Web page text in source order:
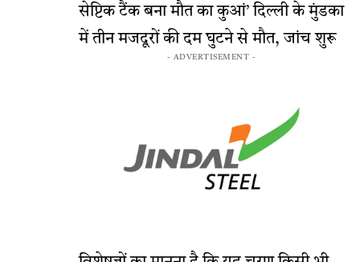
सेप्टिक टैंक बना मौत का कुआं’ दिल्ली के मुंडका
में तीन मजदूरों की दम घुटने से मौत, जांच शुरू
- ADVERTISEMENT -